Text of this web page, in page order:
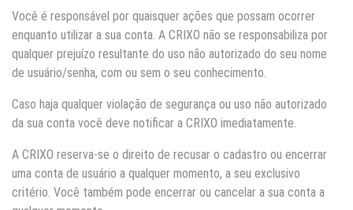
Você é responsável por quaisquer ações que possam ocorrer
enquanto utilizar a sua conta. A CRIXO não se responsabiliza por
qualquer prejuízo resultante do uso não autorizado do seu nome
de usuário/senha, com ou sem o seu conhecimento.
Caso haja qualquer violação de segurança ou uso não autorizado
da sua conta você deve notificar a CRIXO imediatamente.
A CRIXO reserva-se o direito de recusar o cadastro ou encerrar
uma conta de usuário a qualquer momento, a seu exclusivo
critério. Você também pode encerrar ou cancelar a sua conta a